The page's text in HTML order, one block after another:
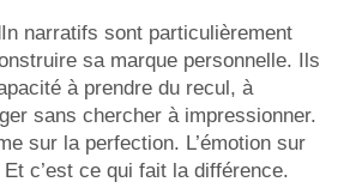
narratifs sont particulièrement
sa marque personnelle. Ils
à prendre du recul, à
sans chercher à impressionner.
sur la perfection. L’émotion sur
Et c’est ce qui fait la différence.